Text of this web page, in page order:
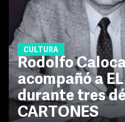
CULTURA
Rodolfo
acompañó a
durante tres
CARTONES